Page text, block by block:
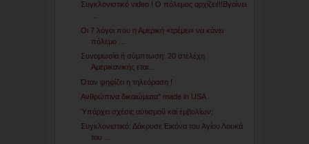
Συγκλονιστικό video ! O πόλεμος αρχίζει!!!Βγαίνει
Οι 7 λόγοι που η Αμερική «τρέμει» να κάνει
πόλεμο ...
Συνομωσία ή σύμπτωση: 20 στελέχη
Αμερικανικής εται...
Όταν ψηφίζει η τηλεόραση !
Ανθρώπινα δικαιώματα" made in USA
Ὑπάρχει σχέσις αὐτισμοῦ καί ἐμβολίων;
Συγκλονιστικό: Δάκρυσε Εικόνα του Αγίου Λουκά
του ...